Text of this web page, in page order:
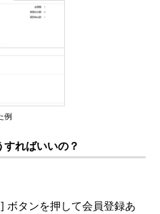
例
ればいいの？
ボタンを押して会員登録あ